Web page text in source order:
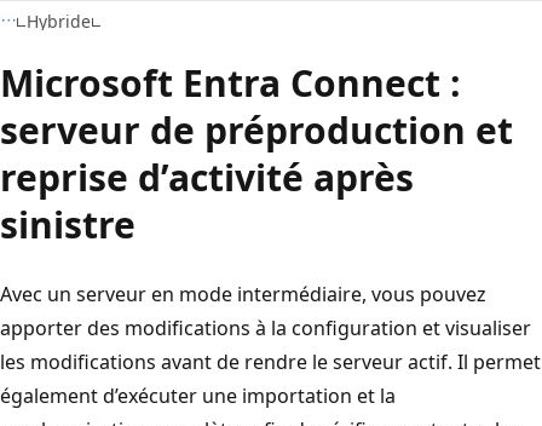
Hybride
Microsoft Entra Connect :
serveur de préproduction et
reprise d’activité après
sinistre
Avec un serveur en mode intermédiaire, vous pouvez
apporter des modifications à la configuration et visualiser
les modifications avant de rendre le serveur actif. Il permet
également d’exécuter une importation et la